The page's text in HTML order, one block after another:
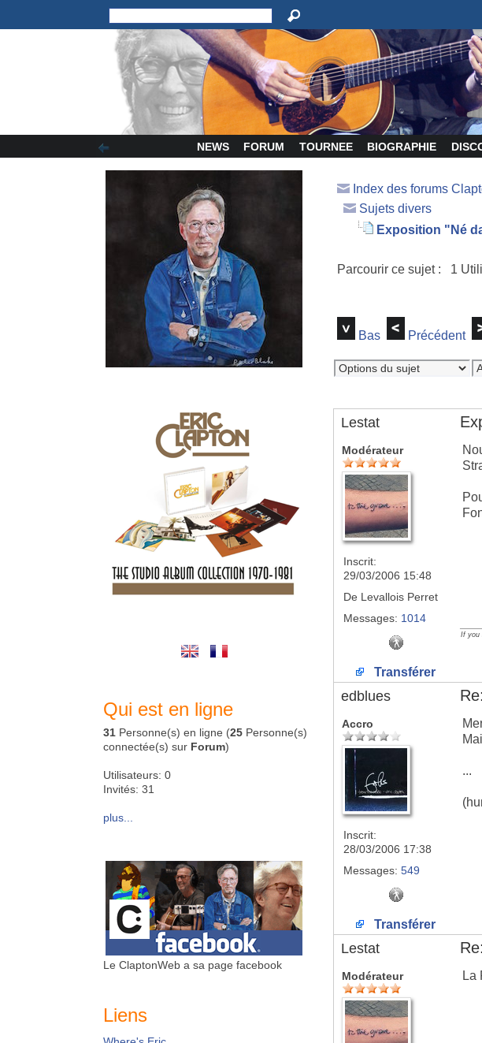
NEWS FORUM TOURNEE BIOGRAPHIE
Qui est en ligne
31 Personne(s) en ligne (25 Personne(s)
connectée(s) sur Forum)
Utilisateurs: 0
Invités: 31
plus...
Le ClaptonWeb a sa page facebook
Liens
Index des forums
Sujets divers
Exposition "Né
Parcourir ce sujet : 1
Bas Précédent
Lestat
Modérateur
Inscrit:
29/03/2006 15:48
De Levallois Perret
Messages: 1014
If you
Transférer
edblues
Accro
Inscrit:
28/03/2006 17:38
Messages: 549
...
Transférer
Lestat
Modérateur La